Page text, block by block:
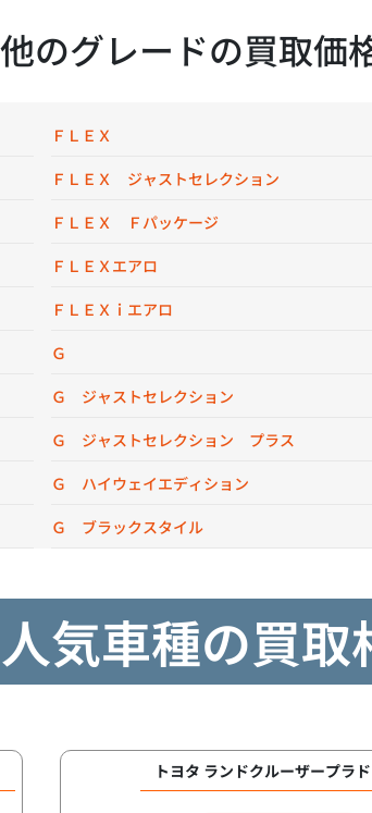
のグレードの買取価
ＦＬＥＸ
ＦＬＥＸ ジャストセレクション
ＦＬＥＸ Ｆパッケージ
ＦＬＥＸエアロ
ＦＬＥＸｉエアロ
Ｇ
Ｇ ジャストセレクション
Ｇ ジャストセレクション プラス
Ｇ ハイウェイエディション
Ｇ ブラックスタイル
人気車種の買取
トヨタ ランドクルーザープラド